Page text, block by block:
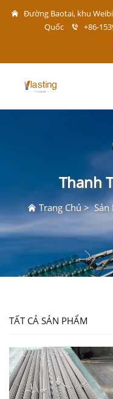
Đường Baotai, khu
Quốc
+86-
Thanh
Trang Chủ>Sản
TẤT CẢ SẢN PHẨM